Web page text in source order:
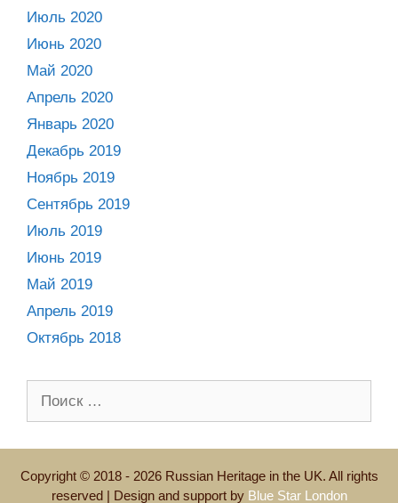
Июль 2020
Июнь 2020
Май 2020
Апрель 2020
Январь 2020
Декабрь 2019
Ноябрь 2019
Сентябрь 2019
Июль 2019
Июнь 2019
Май 2019
Апрель 2019
Октябрь 2018
Copyright © 2018 - 2026 Russian Heritage in the UK. All rights
reserved | Design and support by Blue Star London